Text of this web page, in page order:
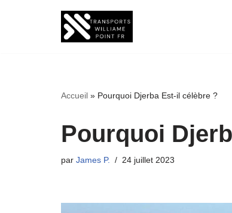
Accueil » Pourquoi Djerba Est-il célèbre ?
Pourquoi
par James P. 24 juillet 2023